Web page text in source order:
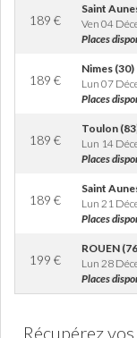
189 €
Saint
Ven 04
Places
189 €
Nimes (30)
Lun 07
Places
189 €
Toulon
Lun 14
Places
189 €
Saint
Lun 21
Places
199 €
ROUEN
Lun 28
Places
Récupérez